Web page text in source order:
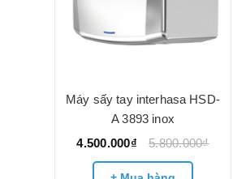
Máy sấy tay interhasa HSD-
A 3893 inox
4.500.000₫
5.800.000₫